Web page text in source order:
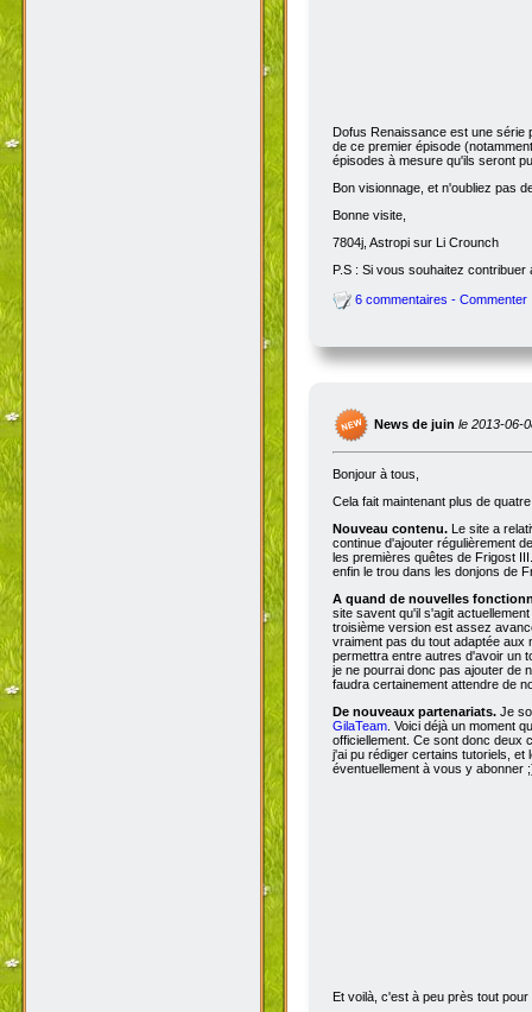
Dofus Renaissance est une série
de ce premier épisode
épisodes à mesure qu'ils seront
Bon visionnage, et n'oubliez pas
Bonne visite,
7804j, Astropi sur Li Crounch
P.S : Si vous souhaitez
6 commentaires - Commenter
News de juin le 2013-06-
Bonjour à tous,
Cela fait maintenant plus de
Nouveau contenu. Le site a
continue d'ajouter régulièrement
les premières quêtes de Frigost
enfin le trou dans les donjons de
A quand de nouvelles
site savent qu'il s'agit
troisième version est assez
vraiment pas du tout adaptée aux
permettra entre autres d'avoir un
je ne pourrai donc pas ajouter de
faudra certainement attendre de
De nouveaux partenariats. Je
GilaTeam . Voici déjà un moment
officiellement. Ce sont donc deux
j'ai pu rédiger certains tutoriels,
éventuellement à vous y abonner
Et voilà, c'est à peu près tout